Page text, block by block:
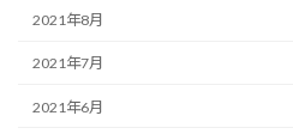
2021年8月
2021年7月
2021年6月